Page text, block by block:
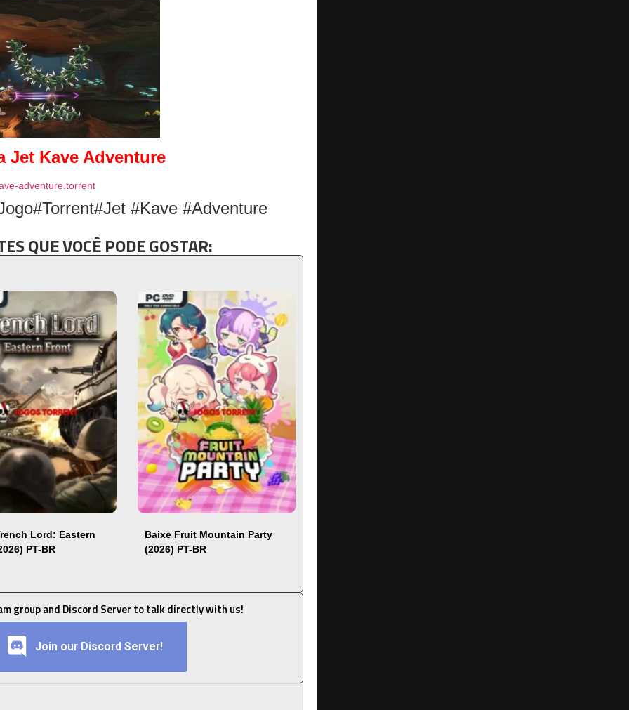
Jet Kave Adventure
adventure.torrent
#Kave #Adventure
QUE VOCÊ PODE GOSTAR:
Lord: Eastern
PT-BR
Baixe Fruit Mountain Party
(2026) PT-BR
group and Discord Server to talk directly with us!
Join our Discord Server!